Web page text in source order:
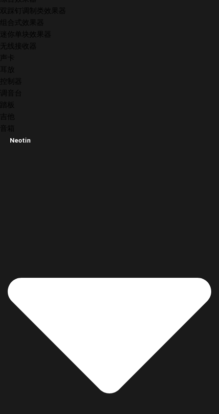
双踩钉调制类效果器
组合式效果器
迷你单块效果器
无线接收器
声卡
耳放
控制器
调音台
踏板
吉他
音箱
Neotin